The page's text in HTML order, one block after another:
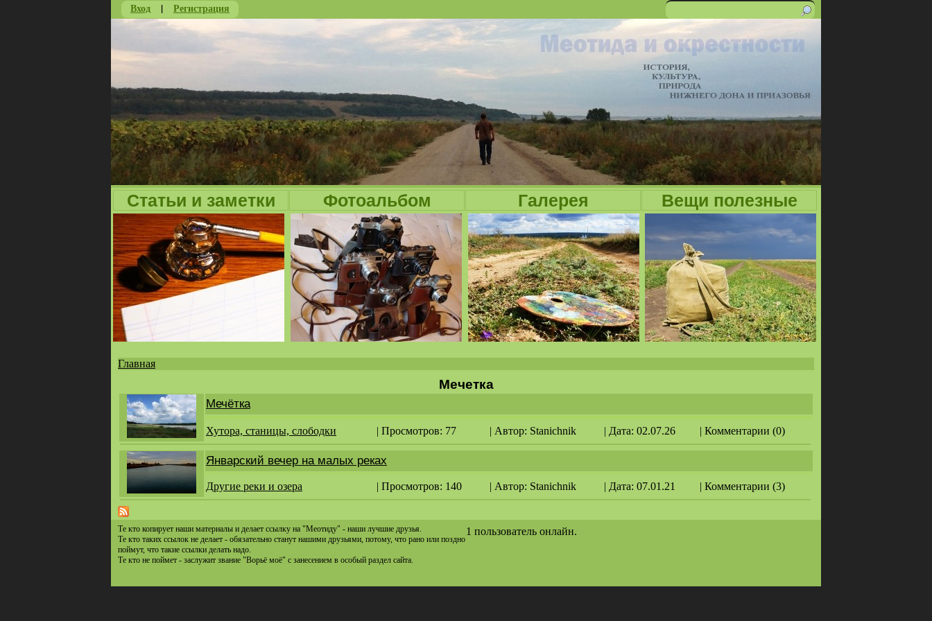
Вход | Регистрация
Форма
поиска
Поиск
Статьи и заметки Фотоальбом Галерея Вещи полезные
здесь
Главная
Мечетка
Мечётка
Хутора, станицы, слободки | Просмотров: 77 | Автор: Stanichnik | Дата: 02.07.26 | Комментарии (0)
Январский вечер на малых реках
Другие реки и озера | Просмотров: 140 | Автор: Stanichnik | Дата: 07.01.21 | Комментарии (3)
Те кто копирует наши материалы и делает ссылку на "Меотиду" - наши лучшие друзья.
Те кто таких ссылок не делает - обязательно станут нашими друзьями, потому, что рано или поздно
поймут, что такие ссылки делать надо.
Те кто не поймет - заслужит звание "Ворьё моё" с занесением в особый раздел сайта.
1 пользователь онлайн.